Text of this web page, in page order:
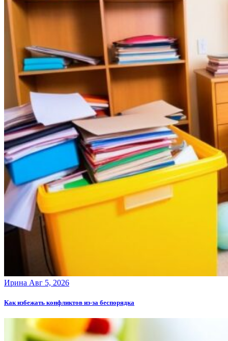
Ирина Авг 5, 2026
Как избежать конфликтов из-за беспорядка